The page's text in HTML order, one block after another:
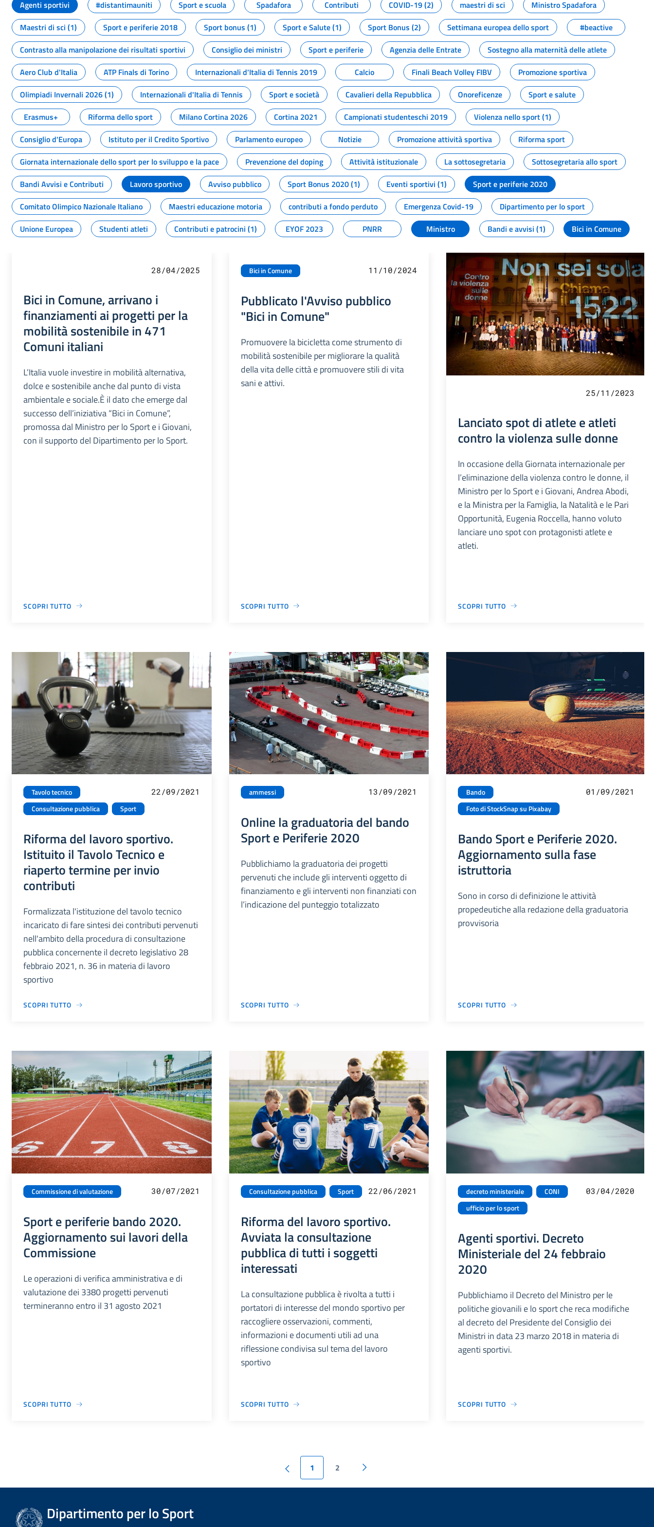
Agenti sportivi
#distantimauniti Sport e scuola Spadafora Contributi COVID-19 (2) maestri di sci
Ministro Spadafora
Maestri di sci (1)
Sport e periferie 2018 Sport bonus (1) Sport e Salute (1) Sport Bonus (2) Settimana europea dello sport
#beactive
Contrasto alla manipolazione dei risultati sportivi
Consiglio dei ministri Sport e periferie Agenzia delle Entrate
Sostegno alla maternità delle atlete
Aero Club d'Italia
ATP Finals di Torino Internazionali d'Italia di Tennis 2019 Calcio Finali Beach Volley FIBV
Promozione sportiva
Olimpiadi Invernali 2026 (1)
Internazionali d'Italia di Tennis Sport e società Cavalieri della Repubblica Onoreficenze
Sport e salute
Erasmus+
Riforma dello sport Milano Cortina 2026 Cortina 2021 Campionati studenteschi 2019
Violenza nello sport (1)
Consiglio d'Europa
Istituto per il Credito Sportivo Parlamento europeo Notizie Promozione attività sportiva
Riforma sport
Giornata internazionale dello sport per lo sviluppo e la pace
Prevenzione del doping Attività istituzionale La sottosegretaria
Sottosegretaria allo sport
Bandi Avvisi e Contributi
Lavoro sportivo Avviso pubblico Sport Bonus 2020 (1) Eventi sportivi (1)
Sport e periferie 2020
Comitato Olimpico Nazionale Italiano
Maestri educazione motoria contributi a fondo perduto Emergenza Covid-19
Dipartimento per lo sport
Unione Europea
Studenti atleti Contributi e patrocini (1) EYOF 2023 PNRR Ministro Bandi e avvisi (1) Bici in Comune
28/04/2025
Bici in Comune, arrivano i
finanziamenti ai progetti per la
mobilità sostenibile in 471
Comuni italiani
L’Italia vuole investire in mobilità alternativa,
dolce e sostenibile anche dal punto di vista
ambientale e sociale.È il dato che emerge dal
successo dell’iniziativa “Bici in Comune”,
promossa dal Ministro per lo Sport e i Giovani,
con il supporto del Dipartimento per lo Sport.
SCOPRI TUTTO
Bici in Comune 11/10/2024
Pubblicato l'Avviso pubblico
"Bici in Comune"
Promuovere la bicicletta come strumento di
mobilità sostenibile per migliorare la qualità
della vita delle città e promuovere stili di vita
sani e attivi.
SCOPRI TUTTO
25/11/2023
Lanciato spot di atlete e atleti
contro la violenza sulle donne
In occasione della Giornata internazionale per
l’eliminazione della violenza contro le donne, il
Ministro per lo Sport e i Giovani, Andrea Abodi,
e la Ministra per la Famiglia, la Natalità e le Pari
Opportunità, Eugenia Roccella, hanno voluto
lanciare uno spot con protagonisti atlete e
atleti.
SCOPRI TUTTO
Tavolo tecnico
Consultazione pubblica
Sport
22/09/2021
Riforma del lavoro sportivo.
Istituito il Tavolo Tecnico e
riaperto termine per invio
contributi
Formalizzata l'istituzione del tavolo tecnico
incaricato di fare sintesi dei contributi pervenuti
nell'ambito della procedura di consultazione
pubblica concernente il decreto legislativo 28
febbraio 2021, n. 36 in materia di lavoro
sportivo
SCOPRI TUTTO
ammessi 13/09/2021
Online la graduatoria del bando
Sport e Periferie 2020
Pubblichiamo la graduatoria dei progetti
pervenuti che include gli interventi oggetto di
finanziamento e gli interventi non finanziati con
l’indicazione del punteggio totalizzato
SCOPRI TUTTO
Bando
Foto di StockSnap su Pixabay
01/09/2021
Bando Sport e Periferie 2020.
Aggiornamento sulla fase
istruttoria
Sono in corso di definizione le attività
propedeutiche alla redazione della graduatoria
provvisoria
SCOPRI TUTTO
Commissione di valutazione 30/07/2021
Sport e periferie bando 2020.
Aggiornamento sui lavori della
Commissione
Le operazioni di verifica amministrativa e di
valutazione dei 3380 progetti pervenuti
termineranno entro il 31 agosto 2021
SCOPRI TUTTO
Consultazione pubblica Sport 22/06/2021
Riforma del lavoro sportivo.
Avviata la consultazione
pubblica di tutti i soggetti
interessati
La consultazione pubblica è rivolta a tutti i
portatori di interesse del mondo sportivo per
raccogliere osservazioni, commenti,
informazioni e documenti utili ad una
riflessione condivisa sul tema del lavoro
sportivo
SCOPRI TUTTO
decreto ministeriale
CONI
ufficio per lo sport
03/04/2020
Agenti sportivi. Decreto
Ministeriale del 24 febbraio
2020
Pubblichiamo il Decreto del Ministro per le
politiche giovanili e lo sport che reca modifiche
al decreto del Presidente del Consiglio dei
Ministri in data 23 marzo 2018 in materia di
agenti sportivi.
SCOPRI TUTTO
1 2
Dipartimento per lo Sport